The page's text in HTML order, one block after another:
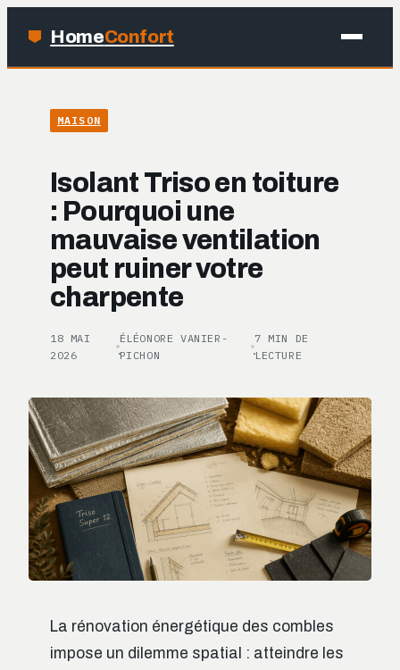
HomeConfort
JARDINAGE
DÉCO
MAISON
Isolant Triso en toiture
: Pourquoi une
mauvaise ventilation
peut ruiner votre
charpente
18 MAI
2026
·
ÉLÉONORE VANIER-
PICHON
·
7 MIN DE
LECTURE
La rénovation énergétique des combles
impose un dilemme spatial : atteindre les